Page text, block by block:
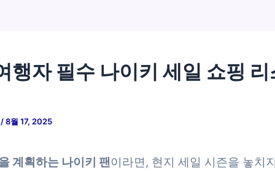
행자 필수 나이키 세일 쇼핑 리
/8월 17, 2025
계획하는 나이키 팬이라면, 현지 세일 시즌을 놓치